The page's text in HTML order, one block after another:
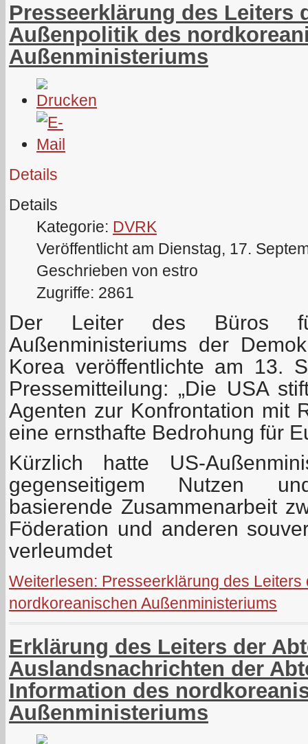
Presseerklärung des Leiters
Außenpolitik des
Außenministeriums
Details
Details
Kategorie: DVRK
Veröffentlicht am Dienstag, 17.
Geschrieben von estro
Zugriffe: 2861
Der Leiter des Büros
Außenministeriums der
Korea veröffentlichte am 13.
Pressemitteilung: „Die USA
Agenten zur Konfrontation mit
eine ernsthafte Bedrohung für
Kürzlich hatte US-
gegenseitigem Nutzen
basierende Zusammenarbeit
Föderation und anderen
verleumdet
Weiterlesen: Presseerklärung des
nordkoreanischen Außenministeriums
Erklärung des Leiters der
Auslandsnachrichten der
Information des
Außenministeriums